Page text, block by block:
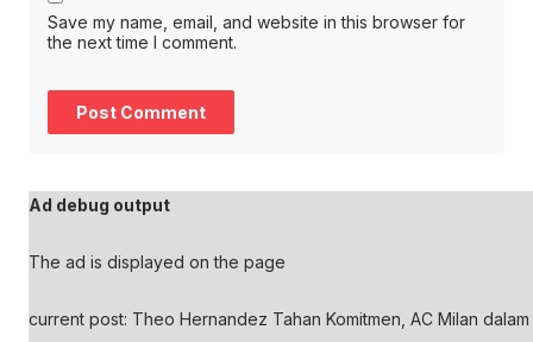
Save my name, email, and website in this browser for
the next time I comment.
Ad debug output
The ad is displayed on the page
current post: Theo Hernandez Tahan Komitmen, AC Milan dalam